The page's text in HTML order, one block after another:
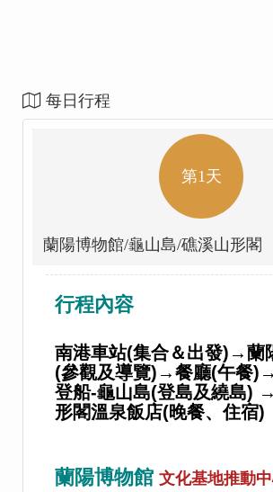
每日行程
第1天
蘭陽博物館/龜山島/礁溪山形閣
行程內容
南港車站(集合＆出發)→蘭
(參觀及導覽)→餐廳(午餐
登船-龜山島(登島及繞島)
形閣溫泉飯店(晚餐、住宿)
蘭陽博物館 文化基地推動